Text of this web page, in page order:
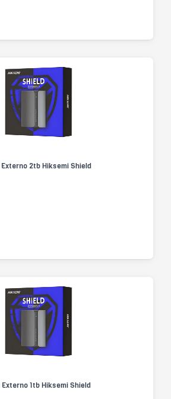
Externo 2tb Hiksemi Shield
Externo 1tb Hiksemi Shield